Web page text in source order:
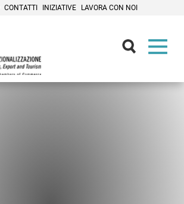
CONTATTI INIZIATIVE LAVORA CON NOI